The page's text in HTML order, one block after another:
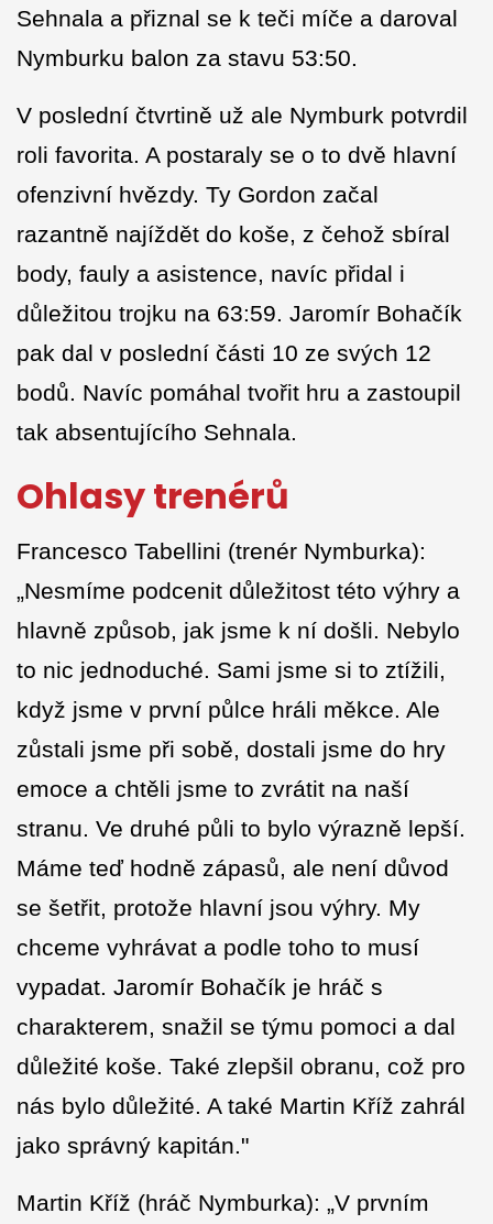
Sehnala a přiznal se k teči míče a daroval
Nymburku balon za stavu 53:50.
V poslední čtvrtině už ale Nymburk potvrdil
roli favorita. A postaraly se o to dvě hlavní
ofenzivní hvězdy. Ty Gordon začal
razantně najíždět do koše, z čehož sbíral
body, fauly a asistence, navíc přidal i
důležitou trojku na 63:59. Jaromír Bohačík
pak dal v poslední části 10 ze svých 12
bodů. Navíc pomáhal tvořit hru a zastoupil
tak absentujícího Sehnala.
Ohlasy trenérů
Francesco Tabellini (trenér Nymburka):
„Nesmíme podcenit důležitost této výhry a
hlavně způsob, jak jsme k ní došli. Nebylo
to nic jednoduché. Sami jsme si to ztížili,
když jsme v první půlce hráli měkce. Ale
zůstali jsme při sobě, dostali jsme do hry
emoce a chtěli jsme to zvrátit na naší
stranu. Ve druhé půli to bylo výrazně lepší.
Máme teď hodně zápasů, ale není důvod
se šetřit, protože hlavní jsou výhry. My
chceme vyhrávat a podle toho to musí
vypadat. Jaromír Bohačík je hráč s
charakterem, snažil se týmu pomoci a dal
důležité koše. Také zlepšil obranu, což pro
nás bylo důležité. A také Martin Kříž zahrál
jako správný kapitán."
Martin Kříž (hráč Nymburka): „V prvním